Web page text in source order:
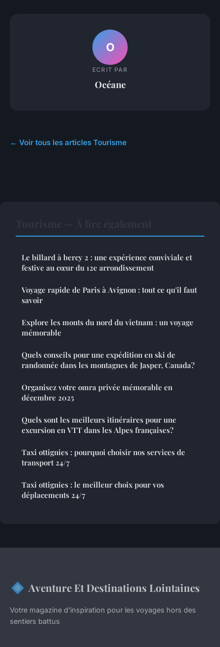
O
ECRIT PAR
Océane
← Voir tous les articles Tourisme
Le billard à bercy 2 : une expérience conviviale et
festive au cœur du 12e arrondissement
Voyage rapide de Paris à Avignon : tout ce qu'il faut
savoir
Explore les monts du nord du vietnam : un voyage
mémorable
Quels conseils pour une expédition en ski de
randonnée dans les montagnes de Jasper, Canada?
Organisez votre omra privée mémorable en
décembre 2025
Quels sont les meilleurs itinéraires pour une
excursion en VTT dans les Alpes françaises?
Taxi ottignies : pourquoi choisir nos services de
transport 24/7
Taxi ottignies : le meilleur choix pour vos
déplacements 24/7
Aventure Et Destinations Lointaines
Votre magazine d'inspiration pour les voyages hors des
sentiers battus